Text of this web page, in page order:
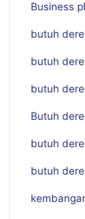
Business
butuh
butuh
butuh
Butuh
butuh
butuh